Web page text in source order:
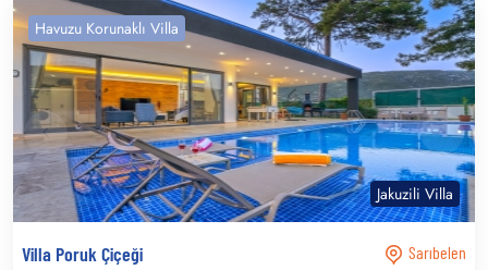
Havuzu Korunaklı Villa
Jakuzili Villa
Sarıbelen
Villa Poruk Çiçeği